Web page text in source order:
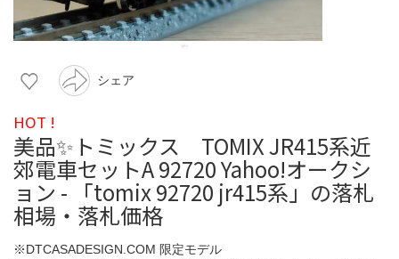
シェア
HOT !
美品✨トミックス TOMIX JR415系近
郊電車セットA 92720 Yahoo!オークシ
ョン - 「tomix 92720 jr415系」の落札
相場・落札価格
※DTCASADESIGN.COM 限定モデル